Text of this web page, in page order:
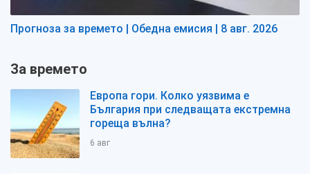
Прогноза за времето | Обедна емисия | 8 авг. 2026
За времето
Европа гори. Колко уязвима е
България при следващата екстремна
гореща вълна?
6 авг